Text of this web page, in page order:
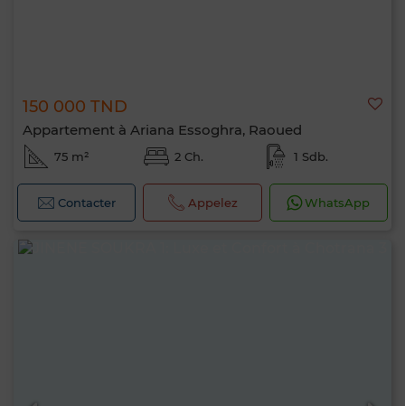
150 000 TND
Appartement à Ariana Essoghra, Raoued
75 m² 2 Ch. 1 Sdb.
Contacter Appelez WhatsApp